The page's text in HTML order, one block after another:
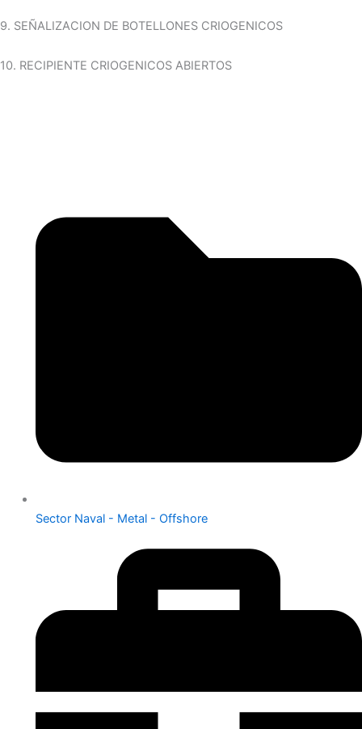
9. SEÑALIZACION DE BOTELLONES CRIOGENICOS
10. RECIPIENTE CRIOGENICOS ABIERTOS
Sector Naval - Metal - Offshore